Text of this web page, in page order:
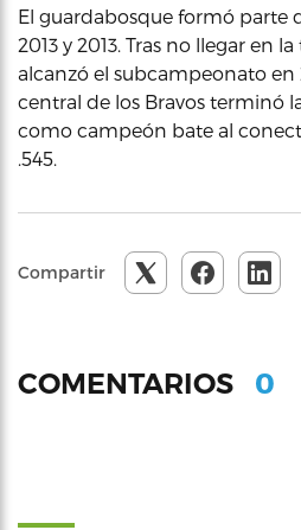
El guardabosque formó parte
2013 y 2013. Tras no llegar en
alcanzó el subcampeonato en
central de los Bravos terminó
como campeón bate al
.545.
Compartir
COMENTARIOS 0